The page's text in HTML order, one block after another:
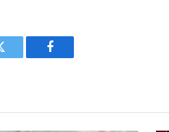
فيسبوك